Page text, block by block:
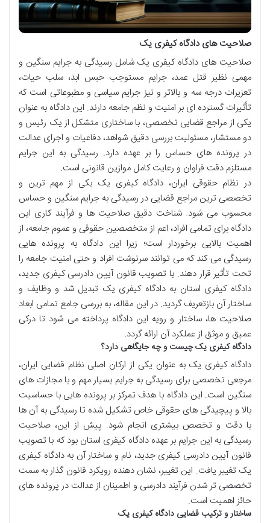
صلاحیت های دادگاه کیفری یک
صلاحیت های دادگاه کیفری یک شامل رسیدگی به جرایم سنگین و
مهمی نظیر قتل عمد، جرایم مستوجب حبس ابد، سلب حیات،
تعزیرات درجه سه و بالاتر و نیز جرایم سیاسی و مطبوعاتی است که
تأثیرات گسترده ای بر امنیت و نظم جامعه دارند. این دادگاه به عنوان
یکی از مراجع قضایی تخصصی، با ساختاری متشکل از یک رئیس و
دو مستشار، مسئولیت بررسی دقیق شواهد، دفاعیات و اجرای عدالت
در پرونده های حساس را بر عهده دارد. رسیدگی به این جرایم
مستلزم دقت فراوان و رعایت کامل موازین قانونی است.
در نظام حقوقی ایران، دادگاه کیفری یک یکی از مهم ترین و
تخصصی ترین مراجع قضایی در رسیدگی به جرایم سنگین و حساس
محسوب می شود. شناخت دقیق صلاحیت ها و فرآیند کاری این
دادگاه برای تمامی افراد، اعم از متخصصین حقوقی و عموم جامعه، از
اهمیت بالایی برخوردار است؛ زیرا این دادگاه به پرونده هایی
رسیدگی می کند که می توانند سرنوشت افراد و حتی امنیت جامعه را
تحت تأثیر قرار دهند. با تصویب قانون آیین دادرسی کیفری جدید،
دادگاه کیفری استان به دادگاه کیفری یک تبدیل شد و وظایف و
ساختار آن بازتعریف گردید. در این مقاله، به بررسی جامع تمامی ابعاد
صلاحیت ها، ساختار و رویه این دادگاه پرداخته می شود تا درکی
عمیق و موثق از عملکرد آن ارائه گردد.
دادگاه کیفری یک چیست و چه جایگاهی دارد؟
دادگاه کیفری یک به عنوان یکی از ارکان اصلی نظام قضایی ایران،
مرجعی تخصصی برای رسیدگی به جرایم بسیار مهم و با مجازات های
سنگین است. این دادگاه با هدف تمرکز بر پرونده هایی با حساسیت
بالا و پیچیدگی های حقوقی خاص تشکیل شده تا رسیدگی به آن ها
با دقت و تخصص بیشتری انجام شود. پیش از این، صلاحیت
رسیدگی به این جرایم بر عهده دادگاه کیفری استان بود که با تصویب
قانون آیین دادرسی کیفری جدید، نام و ساختار آن به دادگاه کیفری
یک تغییر یافت. این تغییر، نشان دهنده رویکرد قانون گذار به سمت
تخصصی تر شدن فرآیند دادرسی و اطمینان از عدالت در پرونده های
حائز اهمیت است.
ساختار و ترکیب قضایی دادگاه کیفری یک